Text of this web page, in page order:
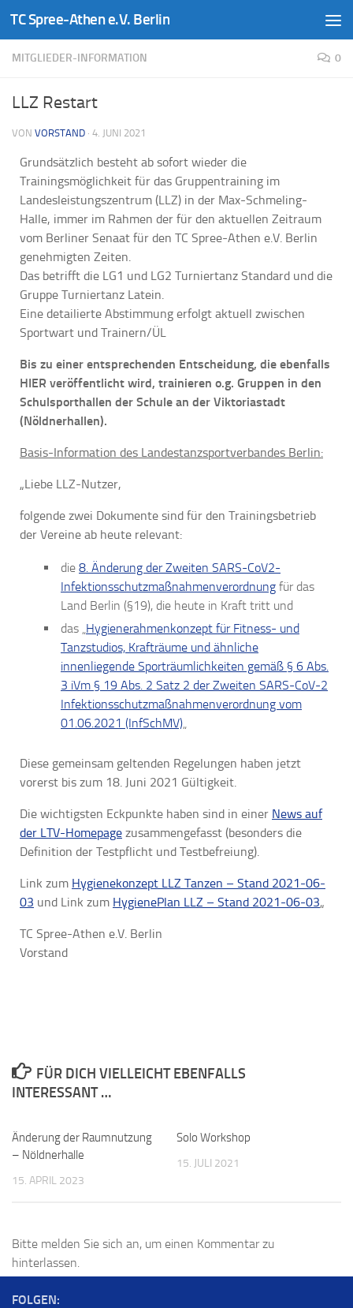
Zum Inhalt springen
TC Spree-Athen e.V. Berlin
MITGLIEDER-INFORMATION 0
LLZ Restart
VON VORSTAND · 4. JUNI 2021
Grundsätzlich besteht ab sofort wieder die
Trainingsmöglichkeit für das Gruppentraining im
Landesleistungszentrum (LLZ) in der Max-Schmeling-
Halle, immer im Rahmen der für den aktuellen Zeitraum
vom Berliner Senaat für den TC Spree-Athen e.V. Berlin
genehmigten Zeiten.
Das betrifft die LG1 und LG2 Turniertanz Standard und die
Gruppe Turniertanz Latein.
Eine detailierte Abstimmung erfolgt aktuell zwischen
Sportwart und Trainern/ÜL
Bis zu einer entsprechenden Entscheidung, die ebenfalls
HIER veröffentlicht wird, trainieren o.g. Gruppen in den
Schulsporthallen der Schule an der Viktoriastadt
(Nöldnerhallen).
Basis-Information des Landestanzsportverbandes Berlin:
„Liebe LLZ-Nutzer,
folgende zwei Dokumente sind für den Trainingsbetrieb
der Vereine ab heute relevant:
die 8. Änderung der Zweiten SARS-CoV2-
Infektionsschutzmaßnahmenverordnung für das
Land Berlin (§19), die heute in Kraft tritt und
das „Hygienerahmenkonzept für Fitness- und
Tanzstudios, Krafträume und ähnliche
innenliegende Sporträumlichkeiten gemäß § 6 Abs.
3 iVm § 19 Abs. 2 Satz 2 der Zweiten SARS-CoV-2
Infektionsschutzmaßnahmenverordnung vom
01.06.2021 (InfSchMV)„
Diese gemeinsam geltenden Regelungen haben jetzt
vorerst bis zum 18. Juni 2021 Gültigkeit.
Die wichtigsten Eckpunkte haben sind in einer News auf
der LTV-Homepage zusammengefasst (besonders die
Definition der Testpflicht und Testbefreiung).
Link zum Hygienekonzept LLZ Tanzen – Stand 2021-06-
03 und Link zum HygienePlan LLZ – Stand 2021-06-03„
TC Spree-Athen e.V. Berlin
Vorstand
FÜR DICH VIELLEICHT EBENFALLS
INTERESSANT …
Änderung der Raumnutzung
– Nöldnerhalle
15. APRIL 2023
Solo Workshop
15. JULI 2021
Bitte melden Sie sich an, um einen Kommentar zu
hinterlassen.
FOLGEN: